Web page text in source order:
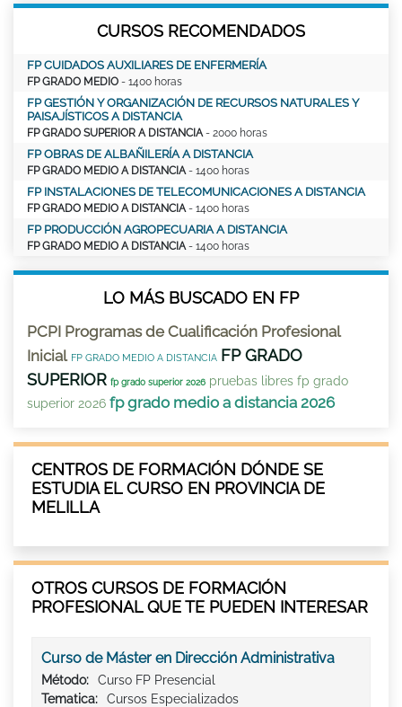
CURSOS RECOMENDADOS
FP CUIDADOS AUXILIARES DE ENFERMERÍA
FP GRADO MEDIO - 1400 horas
FP GESTIÓN Y ORGANIZACIÓN DE RECURSOS NATURALES Y
PAISAJÍSTICOS A DISTANCIA
FP GRADO SUPERIOR A DISTANCIA - 2000 horas
FP OBRAS DE ALBAÑILERÍA A DISTANCIA
FP GRADO MEDIO A DISTANCIA - 1400 horas
FP INSTALACIONES DE TELECOMUNICACIONES A DISTANCIA
FP GRADO MEDIO A DISTANCIA - 1400 horas
FP PRODUCCIÓN AGROPECUARIA A DISTANCIA
FP GRADO MEDIO A DISTANCIA - 1400 horas
LO MÁS BUSCADO EN FP
PCPI Programas de Cualificación Profesional
Inicial FP GRADO MEDIO A DISTANCIA FP GRADO
SUPERIOR fp grado superior 2026 pruebas libres fp grado
superior 2026 fp grado medio a distancia 2026
CENTROS DE FORMACIÓN DÓNDE SE
ESTUDIA EL CURSO EN PROVINCIA DE
MELILLA
OTROS CURSOS DE FORMACIÓN
PROFESIONAL QUE TE PUEDEN INTERESAR
Curso de Máster en Dirección Administrativa
Método:
Curso FP Presencial
Tematica:
Cursos Especializados